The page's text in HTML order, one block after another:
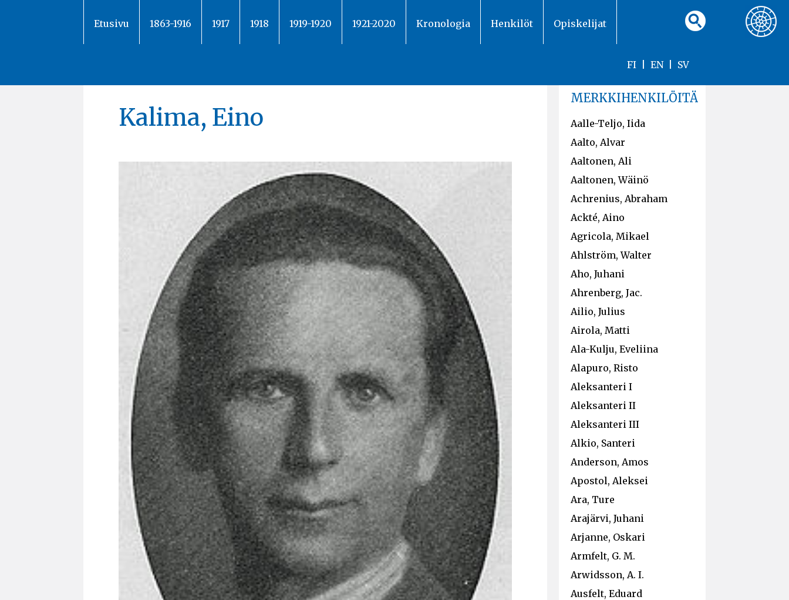
Etusivu 1863-1916 1917 1918 1919-1920 1921-2020 Kronologia Henkilöt Opiskelijat
FI EN| SV
Kalima, Eino
MERKKIHENKILÖITÄ
Aalle-Teljo, Iida
Aalto, Alvar
Aaltonen, Ali
Aaltonen, Wäinö
Achrenius, Abraham
Ackté, Aino
Agricola, Mikael
Ahlström, Walter
Aho, Juhani
Ahrenberg, Jac.
Ailio, Julius
Airola, Matti
Ala-Kulju, Eveliina
Alapuro, Risto
Aleksanteri I
Aleksanteri II
Aleksanteri III
Alkio, Santeri
Anderson, Amos
Apostol, Aleksei
Ara, Ture
Arajärvi, Juhani
Arjanne, Oskari
Armfelt, G. M.
Arwidsson, A. I.
Ausfelt, Eduard